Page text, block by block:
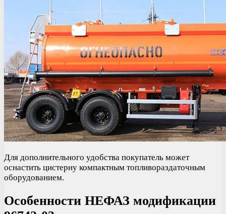
Для дополнительного удобства покупатель может
оснастить цистерну компактным топливораздаточным
оборудованием.
Особенности НЕФАЗ модификации